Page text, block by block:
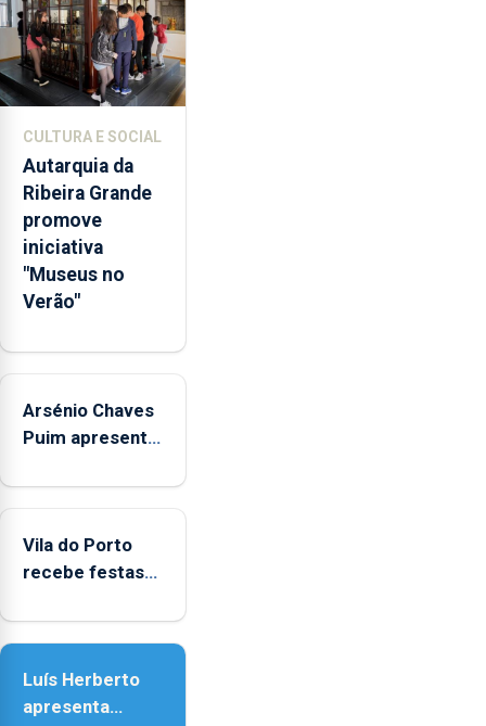
através
da
promoção
de
emocionais
e
sociais
junto
das
crianças
CULTURA E SOCIAL
Autarquia da
Ribeira Grande
promove
iniciativa
"Museus no
Verão"
Arsénio Chaves
Puim apresenta
Biblioteca de
Vila do Porto
recebe festas
Nossa Senhora
Luís Herberto
apresenta